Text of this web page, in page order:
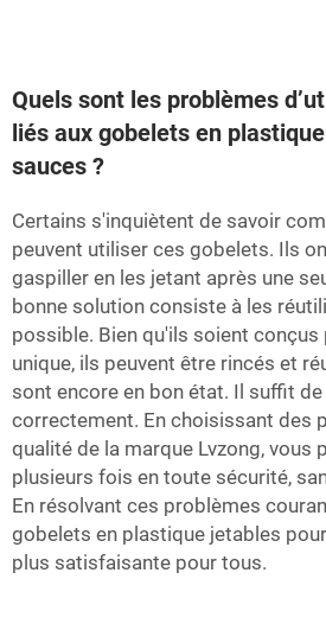
Quels sont les problèmes
liés aux gobelets en
sauces ?
Certains s'inquiètent de savoir
peuvent utiliser ces gobelets. Ils
gaspiller en les jetant après une
bonne solution consiste à les
possible. Bien qu'ils soient
unique, ils peuvent être rincés et
sont encore en bon état. Il suffit
correctement. En choisissant des
qualité de la marque Lvzong, vous
plusieurs fois en toute sécurité,
En résolvant ces problèmes
gobelets en plastique jetables
plus satisfaisante pour tous.